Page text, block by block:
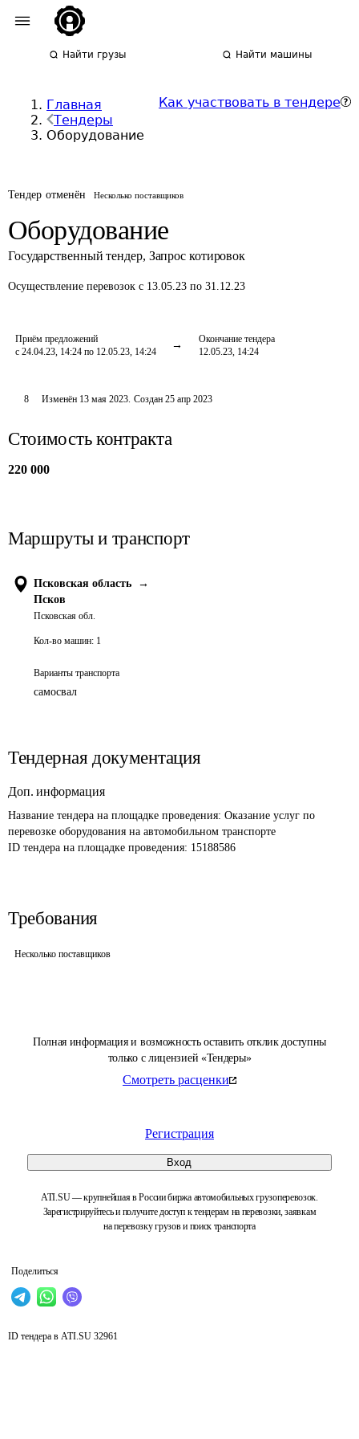
Найти грузы Найти машины
Главная
Тендеры
Оборудование
Как участвовать в тендере
Тендер отменён Несколько поставщиков
Оборудование
Государственный тендер, Запрос котировок
Осуществление перевозок с 13.05.23 по 31.12.23
Приём предложений
с 24.04.23, 14:24 по 12.05.23, 14:24
Окончание тендера
12.05.23, 14:24
Полная информация и возможность оставить отклик доступны
только с лицензией «Тендеры»
Смотреть расценки
Регистрация
Вход
ATI.SU — крупнейшая в России биржа автомобильных грузоперевозок.
Зарегистрируйтесь и получите доступ к тендерам на перевозки, заявкам
на перевозку грузов и поиск транспорта
Поделиться
8 Изменён 13 мая 2023. Создан 25 апр 2023
Стоимость контракта
220 000
Маршруты и транспорт
Псковская область
→
Псков
Псковская обл.
Кол-во машин: 1
Варианты транспорта
самосвал
Тендерная документация
Доп. информация
Название тендера на площадке проведения: Оказание услуг по
перевозке оборудования на автомобильном транспорте
ID тендера на площадке проведения: 15188586
Требования
Несколько поставщиков
ID тендера в ATI.SU 32961